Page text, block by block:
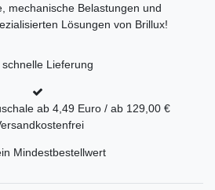
mechanische Belastungen und
Lösungen von Brillux!
schnelle Lieferung
ab 4,49 Euro / ab 129,00 €
Mindestbestellwert